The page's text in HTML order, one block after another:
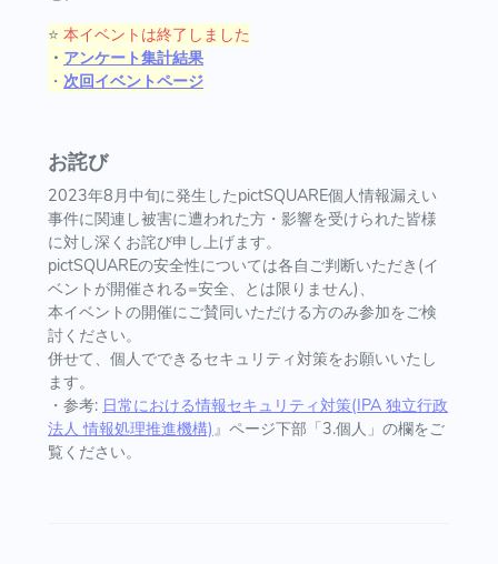
⭐ 本イベントは終了しました
・ アンケート集計結果
・ 次回イベントページ
お詫び
2023年8月中旬に発生したpictSQUARE個人情報漏えい
事件に関連し被害に遭われた方・影響を受けられた皆様
に対し深くお詫び申し上げます。
pictSQUAREの安全性については各自ご判断いただき(イ
ベントが開催される=安全、とは限りません)、
本イベントの開催にご賛同いただける方のみ参加をご検
討ください。
併せて、個人でできるセキュリティ対策をお願いいたし
ます。
・参考: 日常における情報セキュリティ対策(IPA 独立行政
法人 情報処理推進機構)』ページ下部「3.個人」の欄をご
覧ください。